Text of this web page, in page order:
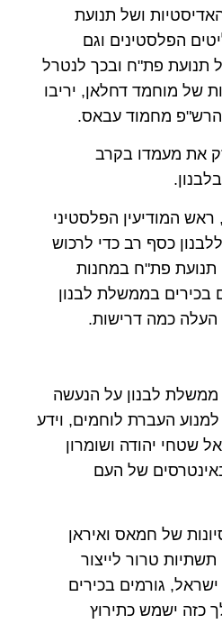
ושל תנועת
הפלסטינים וגם
תנועת פת"ח ובכך לנטרל
של מוחמד דחלאן, יריבו
הרש"פ מחמוד עבאס.
את מעמדו בקרב
.
ראש המודיעין הפלסטיני
כסף רב כדי לרכוש
תנועת פת"ח במחנות
בכירים בממשלת לבנון
העלה כמה דרישות.
לבנון על הנעשה
העברת לוחמים, וידע
שטחי יהודה ושומרון
של העם
של חמאס ואיראן
טרור לייצור
גורמים בכירים
כזה ישמש כתירוץ